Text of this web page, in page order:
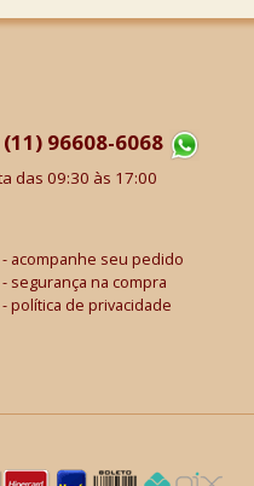
96608-6068
das 09:30 às 17:00
acompanhe seu pedido
segurança na compra
política de privacidade